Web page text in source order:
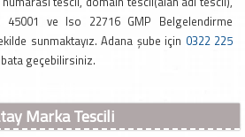
ve Iso 22716 GMP Belgelendirme
sunmaktayız. Adana şube için 0322 225
geçebilirsiniz.
Marka Tescili